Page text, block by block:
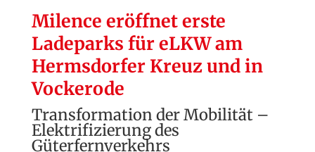
Milence eröffnet erste
Ladeparks für eLKW am
Hermsdorfer Kreuz und in
Vockerode
Transformation der Mobilität –
Elektrifizierung des
Güterfernverkehrs